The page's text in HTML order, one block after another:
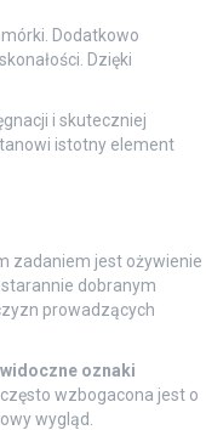
Dodatkowo
Dzięki
i skuteczniej
istotny element
zadaniem jest ożywienie
dobranym
prowadzących
oznaki
wzbogacona jest o
wygląd.